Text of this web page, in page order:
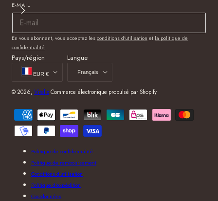
E-MAIL
En vous abonnant, vous acceptez lesconditions d'utilisation et la politique de
confidentialité .
Pays/région
EUR €
Langue
Français
© 2026, VitalixCommerce électronique propulsé par Shopify
Modes
de
paiement
Politique de confidentialité
Politique de remboursement
Conditions d’utilisation
Politique d’expédition
Coordonnées